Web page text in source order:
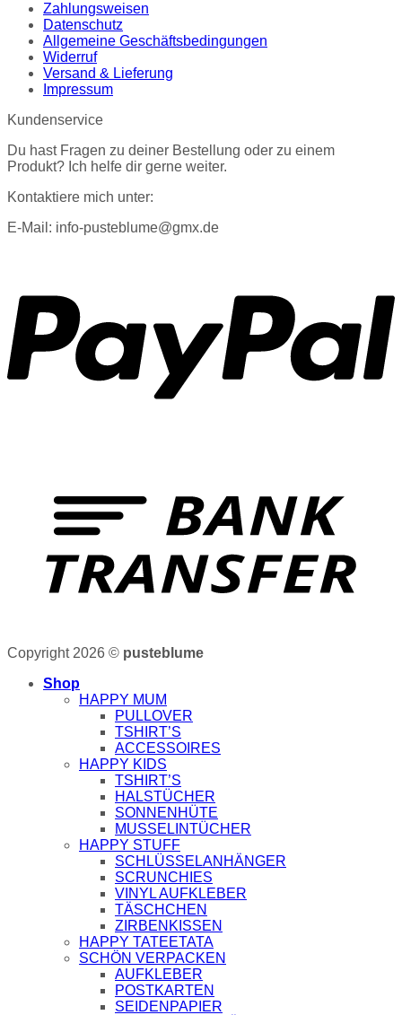
Zahlungsweisen
Datenschutz
Allgemeine Geschäftsbedingungen
Widerruf
Versand & Lieferung
Impressum
Kundenservice
Du hast Fragen zu deiner Bestellung oder zu einem
Produkt? Ich helfe dir gerne weiter.
Kontaktiere mich unter:
E-Mail: info-pusteblume@gmx.de
Copyright 2026 © pusteblume
Shop
HAPPY MUM
PULLOVER
TSHIRT’S
ACCESSOIRES
HAPPY KIDS
TSHIRT’S
HALSTÜCHER
SONNENHÜTE
MUSSELINTÜCHER
HAPPY STUFF
SCHLÜSSELANHÄNGER
SCRUNCHIES
VINYL AUFKLEBER
TÄSCHCHEN
ZIRBENKISSEN
HAPPY TATEETATA
SCHÖN VERPACKEN
AUFKLEBER
POSTKARTEN
SEIDENPAPIER